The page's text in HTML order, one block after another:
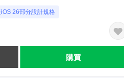
26部分設計規格
購買